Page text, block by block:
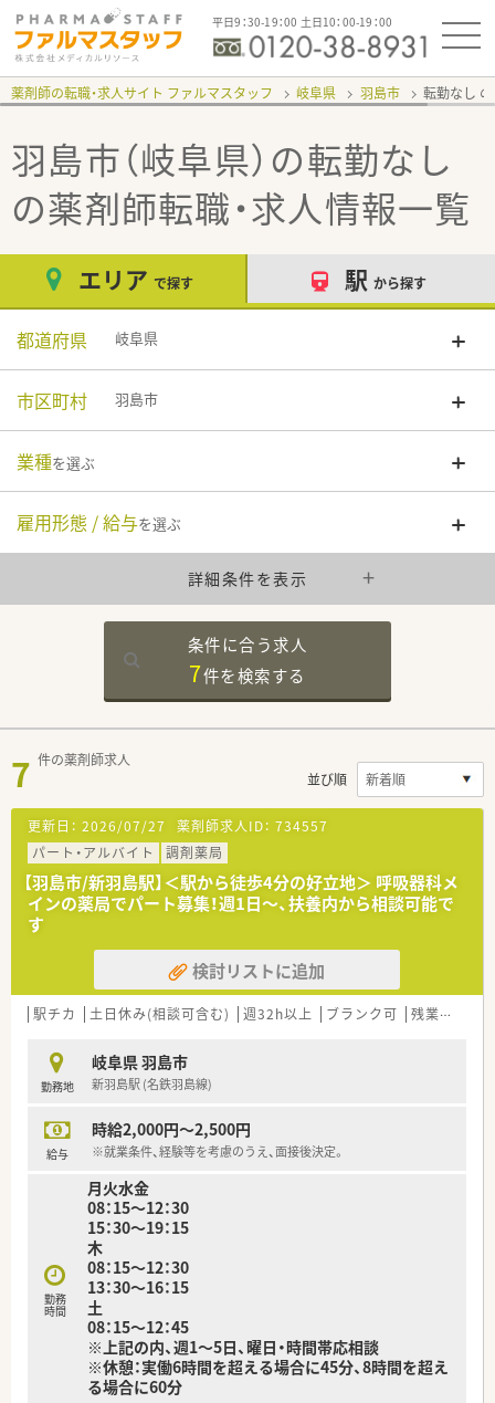
平日9：30-19：00 土日10：00-19：00
薬剤師の転職・求人サイト ファルマスタッフ 岐阜県 羽島市 転勤なし
羽島市（岐阜県）の転勤なし
の薬剤師転職・求人情報一覧
エリア で探す 駅 から探す
都道府県 岐阜県
市区町村 羽島市
業種を選ぶ
雇用形態 / 給与を選ぶ
詳細条件を表示
条件に合う求人
7件を検索する
7 件の薬剤師求人
並び順
更新日： 2026/07/27 薬剤師求人ID： 734557
パート・アルバイト
調剤薬局
【羽島市/新羽島駅】＜駅から徒歩4分の好立地＞ 呼吸器科メ
インの薬局でパート募集！週1日～、扶養内から相談可能で
す
検討リストに追加
駅チカ 土日休み(相談可含む) 週32h以上 ブランク可 残業なし(ほぼなし含む)
勤務地
岐阜県 羽島市
新羽島駅 (名鉄羽島線)
給与
時給2,000円～2,500円
※就業条件、経験等を考慮のうえ、面接後決定。
勤務
時間
月火水金
08：15～12：30
15：30～19：15
木
08：15～12：30
13：30～16：15
土
08：15～12：45
※上記の内、週1～5日、曜日・時間帯応相談
※休憩：実働6時間を超える場合に45分、8時間を超え
る場合に60分